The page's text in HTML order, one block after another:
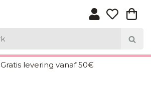
Gratis levering vanaf 50€